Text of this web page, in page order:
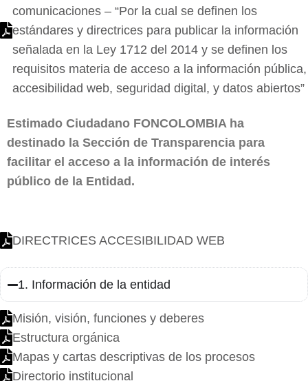
comunicaciones – “Por la cual se definen los
estándares y directrices para publicar la información
señalada en la Ley 1712 del 2014 y se definen los
requisitos materia de acceso a la información pública,
accesibilidad web, seguridad digital, y datos abiertos”
Estimado Ciudadano FONCOLOMBIA ha
destinado la Sección de Transparencia para
facilitar el acceso a la información de interés
público de la Entidad.
DIRECTRICES ACCESIBILIDAD WEB
1. Información de la entidad
Misión, visión, funciones y deberes
Estructura orgánica
Mapas y cartas descriptivas de los procesos
Directorio institucional